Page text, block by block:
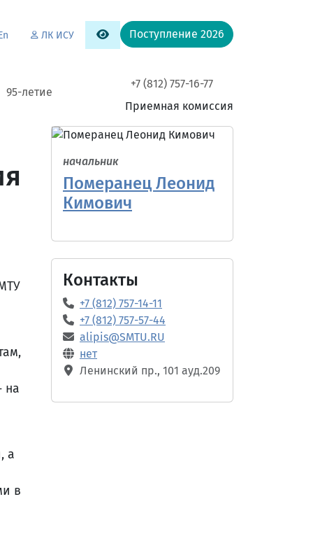
ЛК ИСУ Поступление 2026
95-летие
+7 (812) 757-16-77
Приемная комиссия
на
а
в
начальник
Померанец Леонид
Кимович
Контакты
+7 (812) 757-14-11
+7 (812) 757-57-44
alipis@SMTU.RU
нет
Ленинский пр., 101 ауд.209